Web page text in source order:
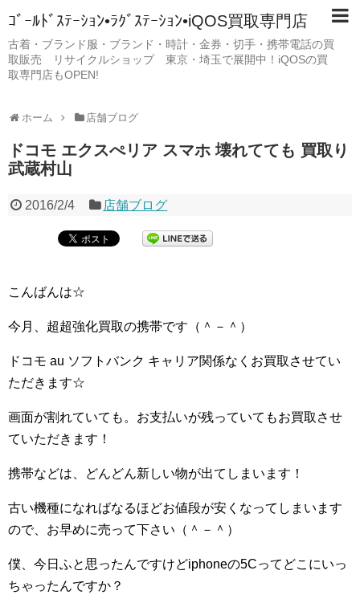
ｺﾞｰﾙﾄﾞｽﾃｰｼｮﾝ•ﾗｸﾞｽﾃｰｼｮﾝ•iQOS買取専門店
古着・ブランド服・ブランド・時計・金券・切手・携帯電話の買
取販売 リサイクルショップ 東京・埼玉で展開中！iQOSの買
取専門店もOPEN!
ホーム 店舗ブログ
ドコモ エクスぺリア スマホ 壊れてても 買取り
武蔵村山
2016/2/4 店舗ブログ
こんばんは☆
今月、超超強化買取の携帯です（＾－＾）
ドコモ au ソフトバンク キャリア関係なくお買取させてい
ただきます☆
画面が割れていても。お支払いが残っていてもお買取させ
ていただきます！
携帯などは、どんどん新しい物が出てしまいます！
古い機種になればなるほどお値段が安くなってしまいます
ので、お早めに売って下さい（＾－＾）
僕、今日ふと思ったんですけどiphoneの5Cってどこにいっ
ちゃったんですか？